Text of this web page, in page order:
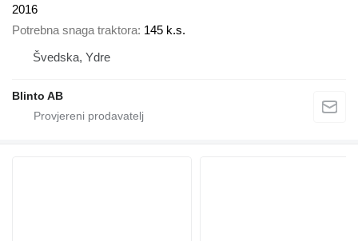
2016
Potrebna snaga traktora 145 k.s.
Švedska, Ydre
Blinto AB